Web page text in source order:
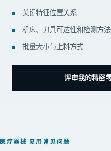
关键特征位置关系
机床、刀具可达性和检测方法
批量大小与上料方式
评审我的精密
医疗器械 应用常见问题